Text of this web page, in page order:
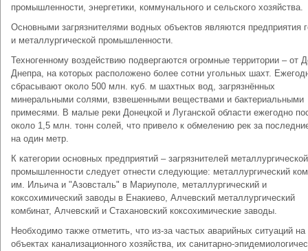
промышленности, энергетики, коммунального и сельского хозяйства.
Основными загрязнителями водных объектов являются предприятия
и металлургической промышленности.
Техногенному воздействию подвергаются огромные территории – от
Днепра, на которых расположено более сотни угольных шахт.
сбрасывают около 500 млн. куб. м шахтных вод, загрязнённых
минеральными солями, взвешенными веществами и бактериальными
примесями. В малые реки Донецкой и Луганской области ежегодно
около 1,5 млн. тонн солей, что привело к обмелению рек за
на один метр.
К категории основных предприятий – загрязнителей металлургической
промышленности следует отнести следующие: металлургический
им. Ильича и "Азовсталь" в Мариуполе, металлургический и
коксохимический заводы в Енакиево, Алчевский металлургический
комбинат, Алчевский и Стахановский коксохимические заводы.
Необходимо также отметить, что из-за частых аварийных ситуаций на
объектах канализационного хозяйства, их санитарно-